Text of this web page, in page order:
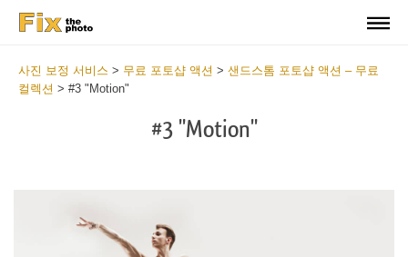
사진 보정 서비스 > 무료 포토샵 액션 > 샌드스톰 포토샵 액션 – 무료
컬렉션 > #3 "Motion"
#3 "Motion"